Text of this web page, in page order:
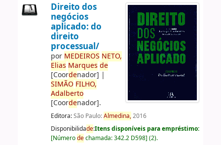
Direito dos
negócios
aplicado: do
direito
processual/
por MEDEIROS NETO,
Elias Marques de
[Coordenador] |
SIMÃO FILHO,
Adalberto
[Coordenador].
Editora:São Paulo:Almedina,2016
Disponibilidade:Itens disponíveis para empréstimo:
[Númerodechamada:342.2 D598] (2).